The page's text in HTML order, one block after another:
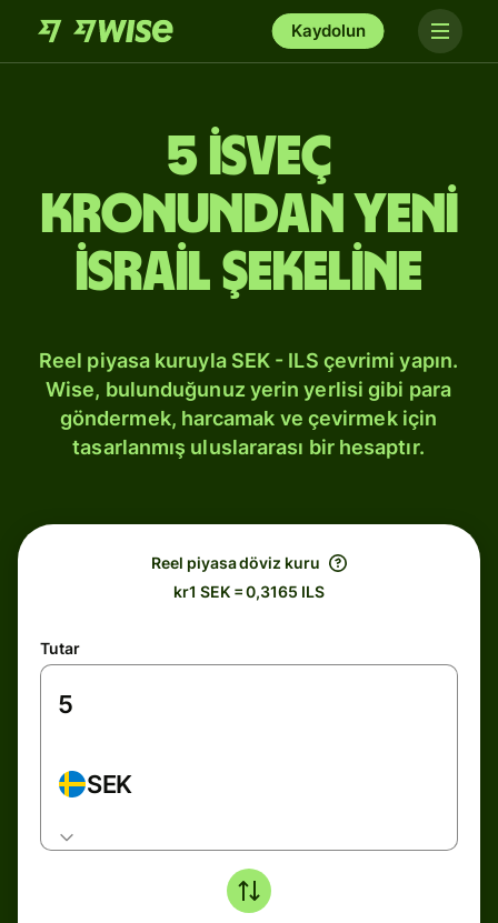
Kaydolun
5 İsveç
kronundan Yeni
İsrail şekeline
Reel piyasa kuruyla SEK - ILS çevrimi yapın.
Wise, bulunduğunuz yerin yerlisi gibi para
göndermek, harcamak ve çevirmek için
tasarlanmış uluslararası bir hesaptır.
Reel piyasa döviz kuru
kr1 SEK = 0,3165 ILS
Tutar
SEK